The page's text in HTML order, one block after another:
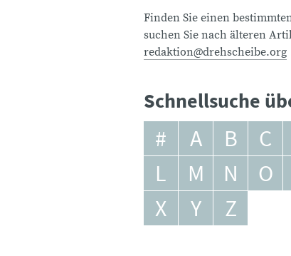
Finden Sie einen
suchen Sie nach älteren
redaktion@drehscheibe.org
Schnellsuche
# A B C
L
M N O
X
Y Z